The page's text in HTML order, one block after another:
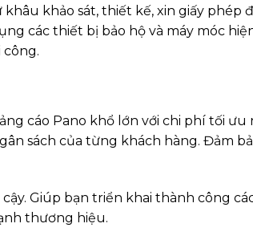
khảo sát, thiết kế, xin giấy phép
các thiết bị bảo hộ và máy móc
cáo Pano khổ lớn với chi phí tối ưu
sách của từng khách hàng. Đảm
Giúp bạn triển khai thành công
thương hiệu.